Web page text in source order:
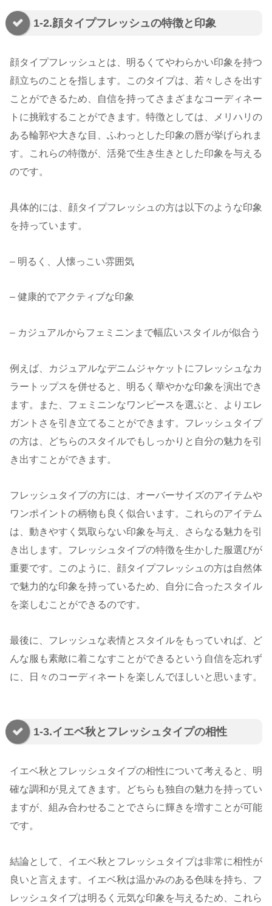
1-2.顔タイプフレッシュの特徴と印象
顔タイプフレッシュとは、明るくてやわらかい印象を持つ
顔立ちのことを指します。このタイプは、若々しさを出す
ことができるため、自信を持ってさまざまなコーディネー
トに挑戦することができます。特徴としては、メリハリの
ある輪郭や大きな目、ふわっとした印象の唇が挙げられま
す。これらの特徴が、活発で生き生きとした印象を与える
のです。
具体的には、顔タイプフレッシュの方は以下のような印象
を持っています。
– 明るく、人懐っこい雰囲気
– 健康的でアクティブな印象
– カジュアルからフェミニンまで幅広いスタイルが似合う
例えば、カジュアルなデニムジャケットにフレッシュなカ
ラートップスを併せると、明るく華やかな印象を演出でき
ます。また、フェミニンなワンピースを選ぶと、よりエレ
ガントさを引き立てることができます。フレッシュタイプ
の方は、どちらのスタイルでもしっかりと自分の魅力を引
き出すことができます。
フレッシュタイプの方には、オーバーサイズのアイテムや
ワンポイントの柄物も良く似合います。これらのアイテム
は、動きやすく気取らない印象を与え、さらなる魅力を引
き出します。フレッシュタイプの特徴を生かした服選びが
重要です。このように、顔タイプフレッシュの方は自然体
で魅力的な印象を持っているため、自分に合ったスタイル
を楽しむことができるのです。
最後に、フレッシュな表情とスタイルをもっていれば、ど
んな服も素敵に着こなすことができるという自信を忘れず
に、日々のコーディネートを楽しんでほしいと思います。
1-3.イエベ秋とフレッシュタイプの相性
イエベ秋とフレッシュタイプの相性について考えると、明
確な調和が見えてきます。どちらも独自の魅力を持ってい
ますが、組み合わせることでさらに輝きを増すことが可能
です。
結論として、イエベ秋とフレッシュタイプは非常に相性が
良いと言えます。イエベ秋は温かみのある色味を持ち、フ
レッシュタイプは明るく元気な印象を与えるため、これら